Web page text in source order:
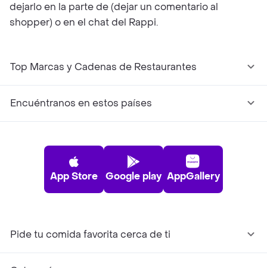
dejarlo en la parte de (dejar un comentario al
shopper) o en el chat del Rappi.
Top Marcas y Cadenas de Restaurantes
Encuéntranos en estos países
App Store Google play AppGallery
Pide tu comida favorita cerca de ti